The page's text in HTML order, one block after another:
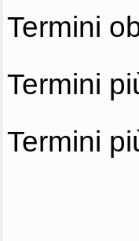
Termini
Termini
Termini